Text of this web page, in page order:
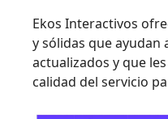
Ekos Interactivos
y sólidas que ayudan
actualizados y que
calidad del servicio